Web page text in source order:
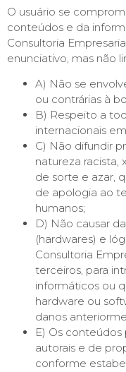
O usuário se
conteúdos e da
Consultoria
enunciativo, mas não
A) Não se
ou contrárias à
B) Respeito a
internacionais
C) Não difundir
natureza racista,
de sorte e azar,
de apologia ao
humanos;
D) Não causar
(hardwares) e
Consultoria
terceiros, para
informáticos ou
hardware ou
danos
E) Os
autorais e de
conforme